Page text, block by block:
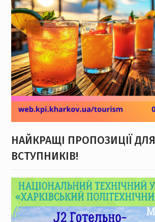
НАЙКРАЩІ ПРОПОЗИЦІЇ ДЛЯ
ВСТУПНИКІВ!